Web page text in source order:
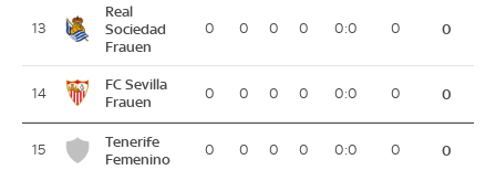
13
Real
Sociedad
Frauen
0 0 0 0 0:0 0 0
14
FC Sevilla
Frauen
0 0 0 0 0:0 0 0
15
Tenerife
Femenino
0 0 0 0 0:0 0 0